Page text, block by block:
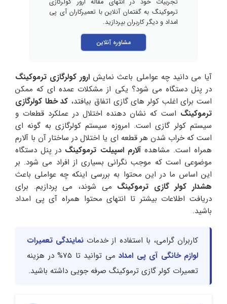
ترموکینگ به گفتمان آنلاین با تعمیرکاران آی پی
امداد و دیگر کاربران بپردازید.
مشاوره آنلاین
آیا می دانید چه عواملی باعث نمایش ارور کولرگازی ترموکینگ
در پنل دستگاه می شود؟ یکی از مشکلات عمده ای که ممکن
است برای اغلب کولر های گازی اتفاق بیافتد، کد خطا کولرگازی
ترموکینگ است که نشان دهنده اختلال در عملکرد قطعات و
سیستم کولر گازی است. امروزه سیستم کولرگازی به گونه ای
است که خراب شدن هر قطعه ای یا اختلال در ساختار آن با آلارم
همراه است. مشاهدهآلارم اسپیلت ترموکینگ در پنل دستگاه
موضوعی است که موجب نگرانی بسیاری از افراد می شود. بر
این اساس ما در این محتوا به بررسی اینکه چه عواملی باعث
هشدار کولر گازی ترموکینگ می شوند، می پردازیم. برای
دریافت اطلاعات بیشتر تا انتهای محتوا همراه آی پی امداد
باشید.
کاربران گرامی، با استفاده از خدمات نمایندگی تعمیرات
لوازم خانگی آی پی امداد
می توانید تا 75% در هزینه
تعمیرات کولر گازی ترموکینگ صرفه جویی داشته باشید.